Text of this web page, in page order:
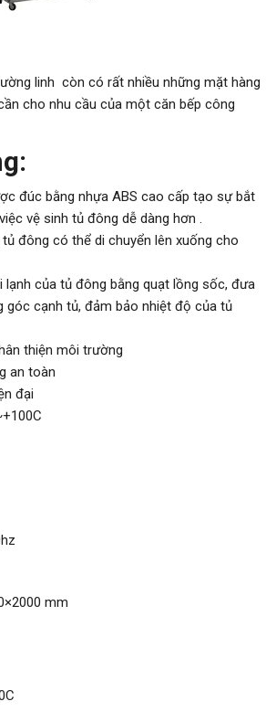
linh còn có rất nhiều những mặt hàng
cho nhu cầu của một căn bếp công
đúc bằng nhựa ABS cao cấp tạo sự bắt
vệ sinh tủ đông dễ dàng hơn .
đông có thể di chuyển lên xuống cho
lạnh của tủ đông bằng quạt lồng sốc, đưa
góc cạnh tủ, đảm bảo nhiệt độ của tủ
thiện môi trường
an toàn
đại
mm